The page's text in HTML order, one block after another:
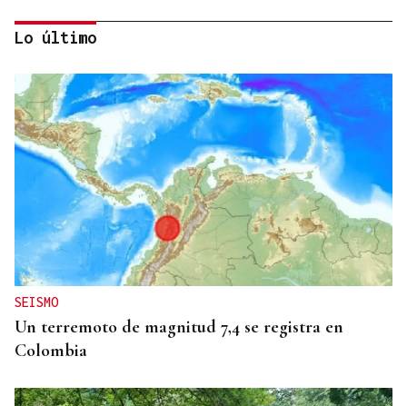
INTERNACIONALIZACIÓN
Sodercan ofrece un programa gratuito para
ayudar a las pymes cántabras a iniciarse en la
exportación
Lo último
SEISMO
Un terremoto de magnitud 7,4 se registra en
Colombia